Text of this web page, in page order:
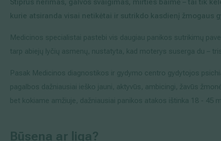
Stiprus nerimas, galvos svaigimas, mirties baimė – tai tik
kurie atsiranda visai netikėtai ir sutrikdo kasdienį žmogaus
Medicinos specialistai pastebi vis daugiau panikos sutrikimų
tarp abiejų lyčių asmenų, nustatyta, kad moterys suserga du –
Pasak Medicinos diagnostikos ir gydymo centro gydytojos
pagalbos dažniausiai ieško jauni, aktyvūs, ambicingi, žavūs
bet kokiame amžiuje, dažniausiai panikos atakos ištinka 18 - 45
Būsena ar liga?
Išsiplėtusių kojų venų gydymas
Mamologija (Krūtų onkochirurgija)
Hila paslaugos
Hila gydytojai